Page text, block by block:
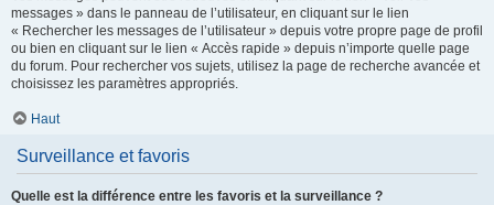
messages » dans le panneau de l’utilisateur, en cliquant sur le lien
« Rechercher les messages de l’utilisateur » depuis votre propre page de profil
ou bien en cliquant sur le lien « Accès rapide » depuis n’importe quelle page
du forum. Pour rechercher vos sujets, utilisez la page de recherche avancée et
choisissez les paramètres appropriés.
Haut
Surveillance et favoris
Quelle est la différence entre les favoris et la surveillance ?